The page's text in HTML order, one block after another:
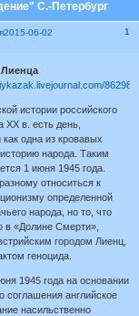
С.-Петербург
1
2015-06-02
Лиенца
истории российского
XX в. есть день,
одна из кровавых
народа. Таким
1 июня 1945 года.
относиться к
определенной
народа, но то, что
в «Долине Смерти»,
городом Лиенц,
геноцида.
1945 года на основании
соглашения английское
насильственно